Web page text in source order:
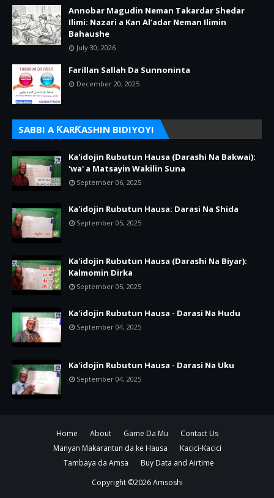
Annobar Magudin Neman Takardar Shedar
Ilimi: Nazari a Kan Al’adar Neman Ilimin
Bahaushe
July 30, 2026
Farillan Sallah Da Sunnoninta
December 20, 2025
SABBI A ƘARƘASHIN BIDIYOYI
Ka'idojin Rubutun Hausa (Darashi Na Bakwai):
'wa' a Matsayin Wakilin Suna
September 06, 2025
Ka'idojin Rubutun Hausa: Darasi Na Shida
September 05, 2025
Ka'idojin Rubutun Hausa (Darashi Na Biyar):
Kalmomin Dirka
September 05, 2025
Ka'idojin Rubutun Hausa - Darasi Na Hudu
September 04, 2025
Ka'idojin Rubutun Hausa - Darasi Na Uku
September 04, 2025
Home About Game Da Mu
Contact Us
Manyan Makarantun da ke Hausa
Kacici-Kacici
Tambaya da Amsa
Buy Data and Airtime
Copyright ©2026Amsoshi